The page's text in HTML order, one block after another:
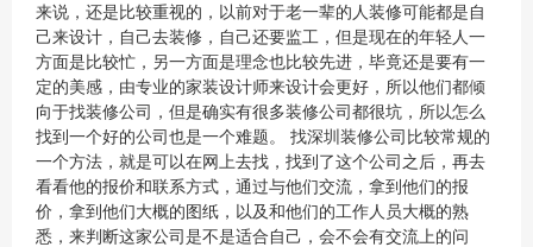
来说，还是比较重视的，以前对于老一辈的人装修可能都是自
己来设计，自己去装修，自己还要监工，但是现在的年轻人一
方面是比较忙，另一方面是理念也比较先进，毕竟还是要有一
定的美感，由专业的家装设计师来设计会更好，所以他们都倾
向于找装修公司，但是确实有很多装修公司都很坑，所以怎么
找到一个好的公司也是一个难题。 找深圳装修公司比较常规的
一个方法，就是可以在网上去找，找到了这个公司之后，再去
看看他的报价和联系方式，通过与他们交流，拿到他们的报
价，拿到他们大概的图纸，以及和他们的工作人员大概的熟
悉，来判断这家公司是不是适合自己，会不会有交流上的问